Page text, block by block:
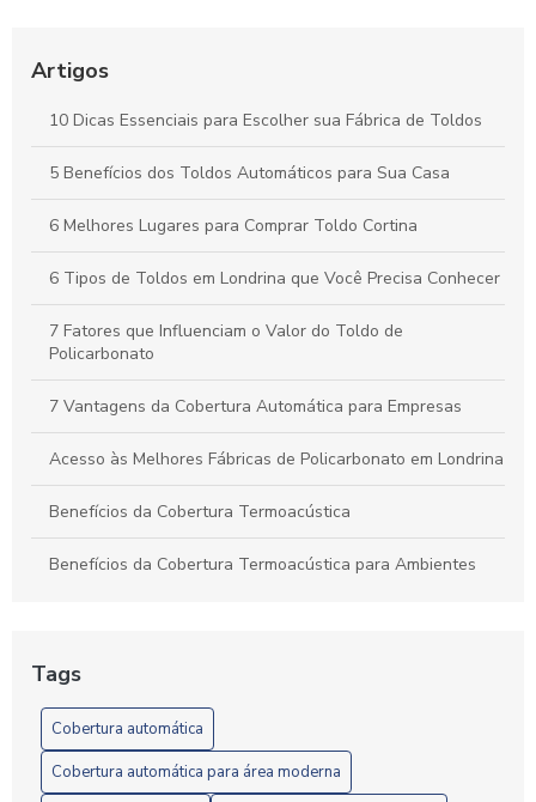
Aconchegante
Cobertura Termoacústica: Conforto e Silêncio para Seu
Espaço
Toldos Automáticos: Transforme Seu Espaço e Melhore o
Conforto ao Ar Livre
Artigos
10 Dicas Essenciais para Escolher sua Fábrica de Toldos
5 Benefícios dos Toldos Automáticos para Sua Casa
6 Melhores Lugares para Comprar Toldo Cortina
6 Tipos de Toldos em Londrina que Você Precisa Conhecer
7 Fatores que Influenciam o Valor do Toldo de
Policarbonato
7 Vantagens da Cobertura Automática para Empresas
Acesso às Melhores Fábricas de Policarbonato em Londrina
Benefícios da Cobertura Termoacústica
Benefícios da Cobertura Termoacústica para Ambientes
Câmera em Londrina: Confira o Guia Completo
Câmera em Londrina: Conheça os Melhores Modelos
Tags
Cobertura automática
Cobertura automática para área moderna